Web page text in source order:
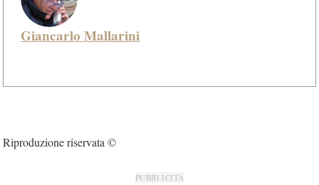
Giancarlo Mallarini
Riproduzione riservata ©
PUBBLICITÀ